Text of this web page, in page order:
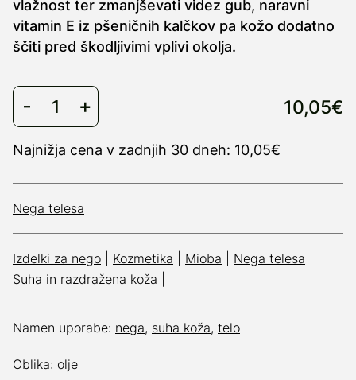
vlažnost ter zmanjševati videz gub, naravni
vitamin E iz pšeničnih kalčkov pa kožo dodatno
ščiti pred škodljivimi vplivi okolja.
10,05€
Najnižja cena v zadnjih 30 dneh: 10,05€
Nega telesa
Izdelki za nego Kozmetika Mioba Nega telesa
Suha in razdražena koža
Namen uporabe: nega, suha koža, telo
Oblika: olje